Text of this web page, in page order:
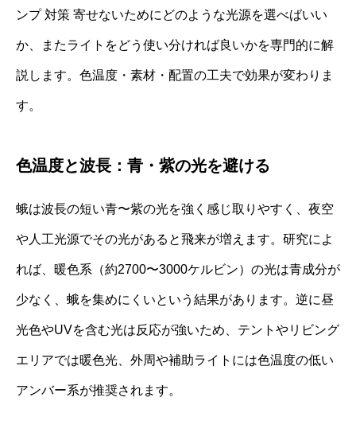
ンプ 対策 寄せないためにどのような光源を選べばいい
か、またライトをどう使い分ければ良いかを専門的に解
説します。色温度・素材・配置の工夫で効果が変わりま
す。
色温度と波長：青・紫の光を避ける
蛾は波長の短い青〜紫の光を強く感じ取りやすく、夜空
や人工光源でその光があると飛来が増えます。研究によ
れば、暖色系（約2700〜3000ケルビン）の光は青成分が
少なく、蛾を集めにくいという結果があります。逆に昼
光色やUVを含む光は反応が強いため、テントやリビング
エリアでは暖色光、外周や補助ライトには色温度の低い
アンバー系が推奨されます。